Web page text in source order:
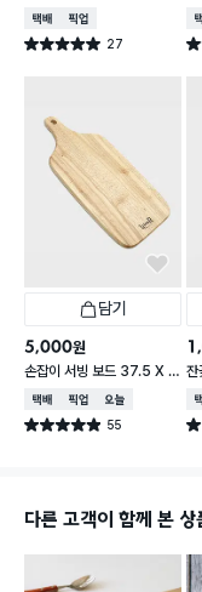
m
택배배송매장픽업
별점 5.0점 27
건 작성 별
담기
5,000원
손잡이 서빙 보드 37.5 X 1
7.5 cm
택배배송매장픽업오늘배송
별점 4.9점 55
건 작성
잔
우
별
다른 고객이 함께 본 상